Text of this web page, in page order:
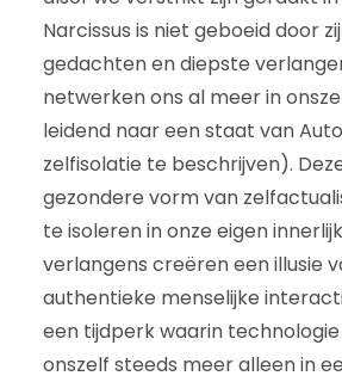
Narcissus is niet geboeid door
gedachten en diepste
netwerken ons al meer in
leidend naar een staat van
zelfisolatie te beschrijven).
gezondere vorm van
te isoleren in onze eigen
verlangens creëren een illusie
authentieke menselijke
een tijdperk waarin
onszelf steeds meer alleen in